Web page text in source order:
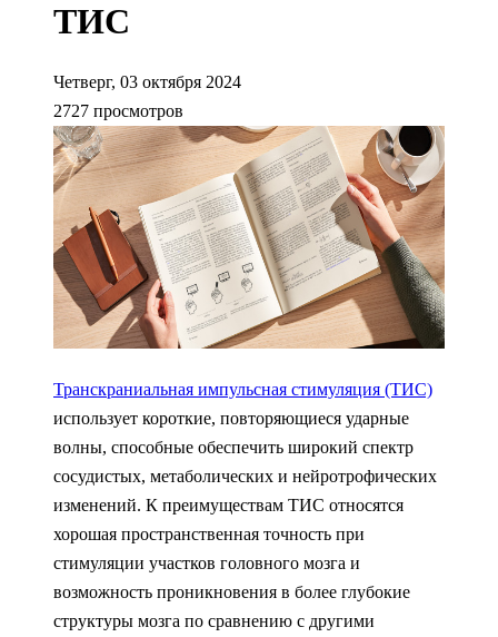
ТИС
Четверг, 03 октября 2024
2727 просмотров
Транскраниальная импульсная стимуляция (ТИС)
использует короткие, повторяющиеся ударные
волны, способные обеспечить широкий спектр
сосудистых, метаболических и нейротрофических
изменений. К преимуществам ТИС относятся
хорошая пространственная точность при
стимуляции участков головного мозга и
возможность проникновения в более глубокие
структуры мозга по сравнению с другими